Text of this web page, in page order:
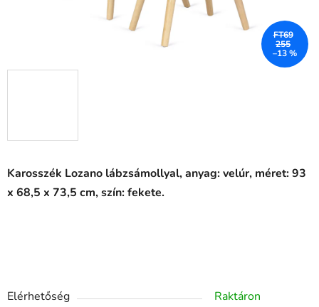
Karosszék Lozano lábzsámollyal, anyag: velúr, méret: 93
x 68,5 x 73,5 cm, szín: fekete.
Elérhetőség
Raktáron
FT69
255
–13 %